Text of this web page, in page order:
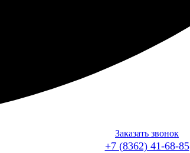
Заказать звонок
+7 (8362) 41-68-85